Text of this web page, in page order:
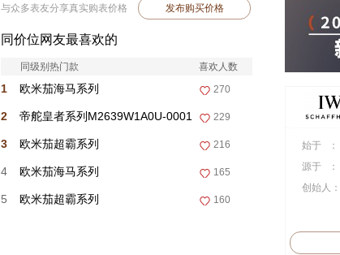
与众多表友分享真实购表价格 发布购买价格
同价位网友最喜欢的
同级别热门款 喜欢人数
1 欧米茄海马系列
210.30.42.20.01.018
270
2 帝舵皇者系列M2639W1A0U-0001 229
3 欧米茄超霸系列
522.30.38.50.04.002
216
4 欧米茄海马系列
210.32.42.20.01.006
165
5 欧米茄超霸系列 160
始于 ：
源于 ：
创始人：